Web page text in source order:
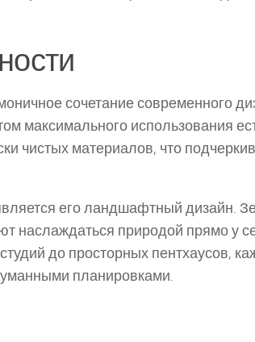
сочетание современного
максимального использования
чистых материалов, что
его ландшафтный дизайн.
наслаждаться природой прямо у
до просторных пентхаусов,
планировками.